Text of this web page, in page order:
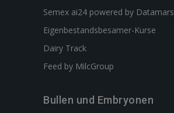
Semex ai24 powered by Datamars
Eigenbestandsbesamer-Kurse
Dairy Track
Feed by MilcGroup
Bullen und Embryonen